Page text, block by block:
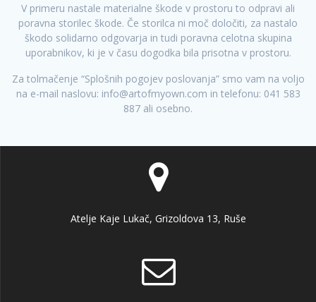
V primeru nastale materialne škode v prostoru to odpravi ali
poravna storilec škode. Če storilca ni moč določiti, za nastalo
škodo solidarno odgovarja in tudi poravna celotna skupina
uporabnikov, ki je v času dogodka bila prisotna v prostoru.
Za tolmačenje “Splošnih pogojev poslovanja” smo vam na voljo
na e-mail naslovu: info@artofmyown.com in telefonu: 041 583
887 ali osebno.
Atelje Kaje Lukač, Grizoldova 13, Ruše